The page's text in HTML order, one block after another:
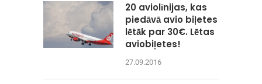
20 aviolīnijas, kas
piedāvā avio biļetes
lētāk par 30€. Lētas
aviobiļetes!
27.09.2016